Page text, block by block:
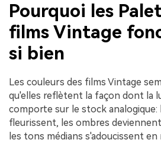
Pourquoi les
films Vintage
si bien
Les couleurs des films Vintage
qu'elles reflètent la façon dont la
comporte sur le stock
fleurissent, les ombres
les tons médians s'adoucissent en